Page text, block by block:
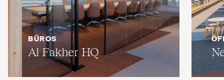
BÜROS
Al Fakher HQ